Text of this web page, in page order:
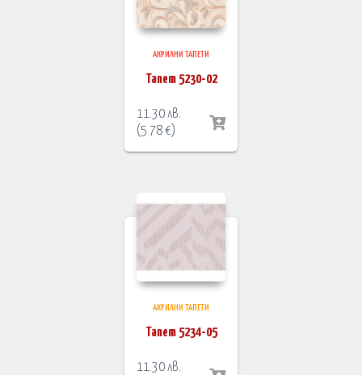
АКРИЛНИ ТАПЕТИ
Тапет 5230-02
11.30лв.
(5.78€)
АКРИЛНИ ТАПЕТИ
Тапет 5234-05
11.30лв.